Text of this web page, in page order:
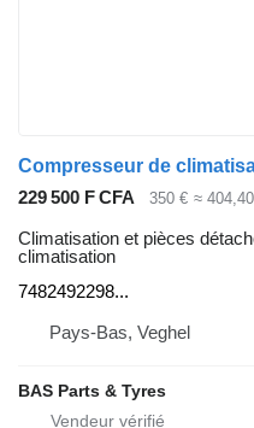
229 500 F CFA 350 € ≈
Climatisation et pièces
climatisation
7482492298...
Pays-Bas, Veghel
BAS Parts & Tyres